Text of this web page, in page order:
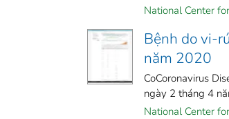
National Center
Bệnh do vi-
năm 2020
CoCoronavirus
ngày 2 tháng 4
National Center